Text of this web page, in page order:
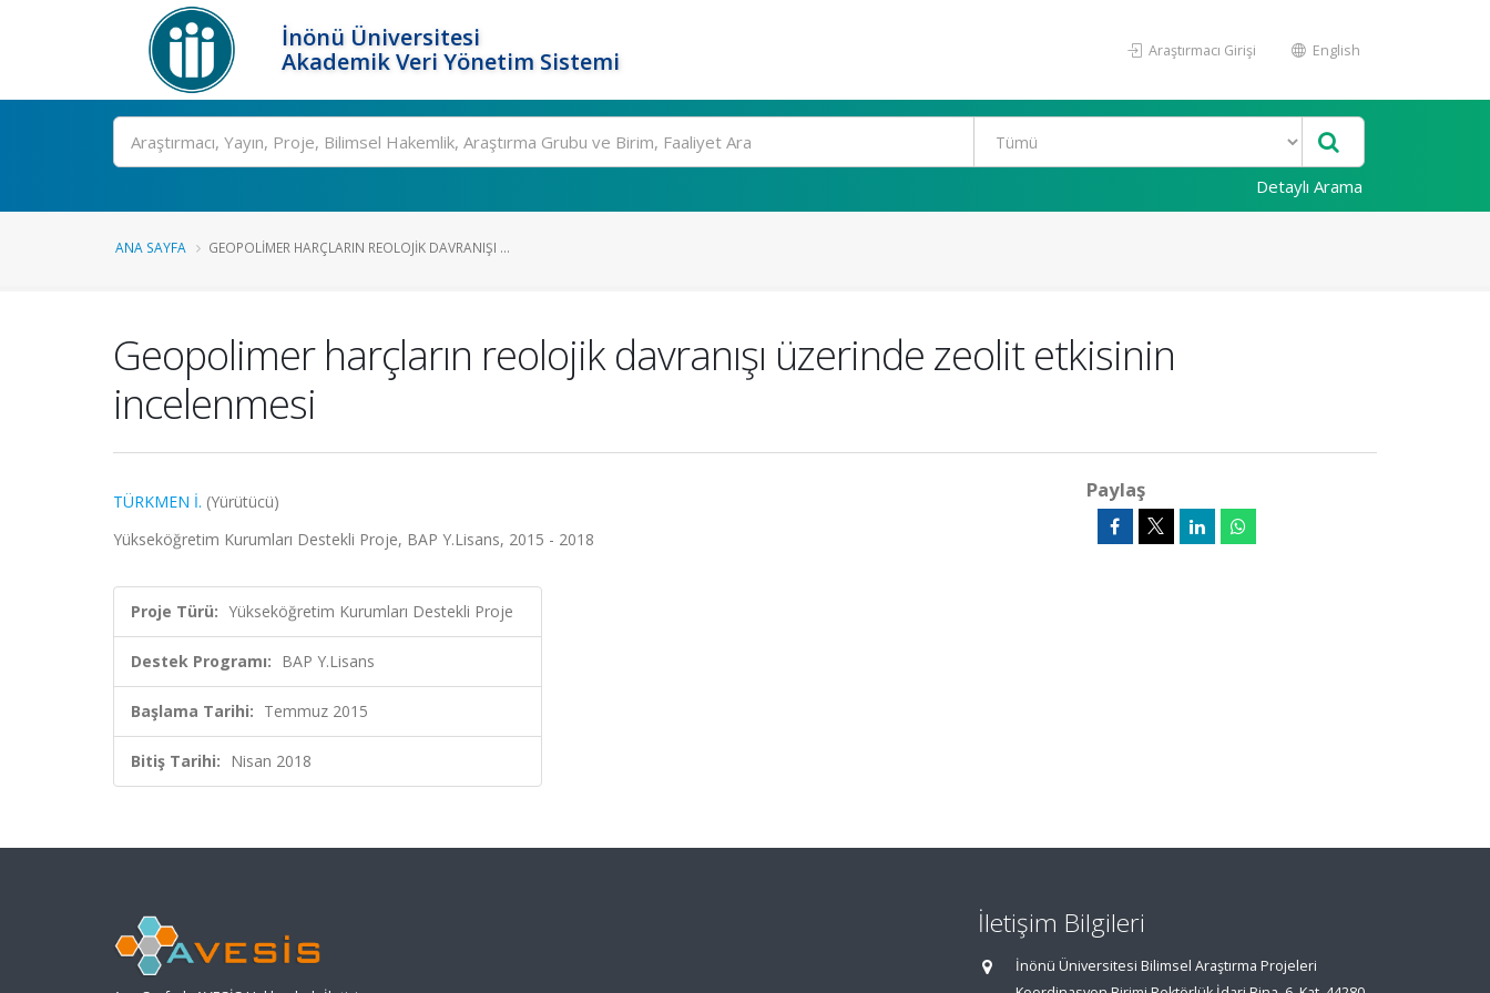
İnönü Üniversitesi
Akademik Veri Yönetim Sistemi
Araştırmacı Girişi English
Ara
Detaylı Arama
ANA SAYFA GEOPOLIMER HARÇLARIN REOLOJIK DAVRANIŞI ...
Geopolimer harçların reolojik davranışı üzerinde zeolit etkisinin
incelenmesi
TÜRKMEN İ. (Yürütücü)
Yükseköğretim Kurumları Destekli Proje, BAP Y.Lisans, 2015 - 2018
Proje Türü: Yükseköğretim Kurumları Destekli Proje
Destek Programı: BAP Y.Lisans
Başlama Tarihi: Temmuz 2015
Bitiş Tarihi: Nisan 2018
Paylaş
İletişim Bilgileri
İnönü Üniversitesi Bilimsel Araştırma Projeleri